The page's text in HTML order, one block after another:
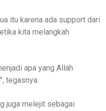
itu karena ada support dari
kita melangkah
apa yang Allah
tegasnya.
juga melejit sebagai